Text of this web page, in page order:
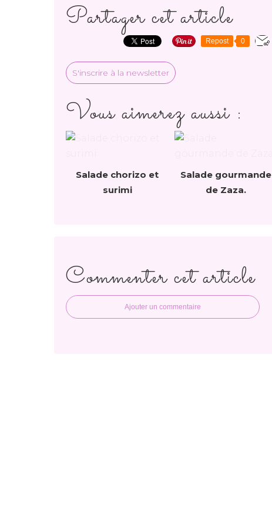
Partager cet article
Repost 0
S'inscrire à la newsletter
Vous aimerez aussi :
Salade chorizo et
surimi
Salade gourmande
de Zaza.
Commenter cet article
Ajouter un commentaire